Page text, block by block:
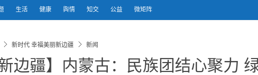
生活 健康 舆情 知交 公益 微矩阵
新时代 幸福美丽新边疆 新闻
边疆】内蒙古：民族团结心聚力